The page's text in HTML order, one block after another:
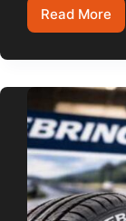
Read More
SP102
:
Tout
qu’il
faut
sur
ce
haute